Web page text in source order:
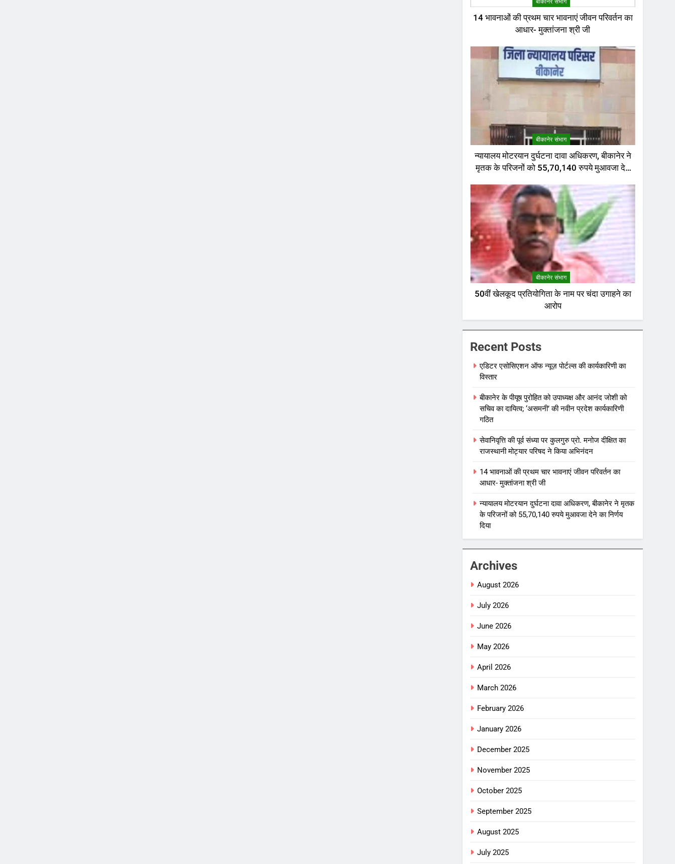
14 भावनाओं की प्रथम चार भावनाएं जीवन परिवर्तन का
आधार- मुक्तांजना श्री जी
बीकानेर संभाग
न्यायालय मोटरयान दुर्घटना दावा अधिकरण, बीकानेर ने
मृतक के परिजनों को 55,70,140 रुपये मुआवजा देने
बीकानेर संभाग
50वीं खेलकूद प्रतियोगिता के नाम पर चंदा उगाहने का
आरोप
Recent Posts
एडिटर एसोसिएशन ऑफ न्यूज़ पोर्टल्स की कार्यकारिणी का
विस्तार
बीकानेर के पीयूष पुरोहित को उपाध्यक्ष और आनंद जोशी को
सचिव का दायित्व; ‘असमनी’ की नवीन प्रदेश कार्यकारिणी
गठित
सेवानिवृत्ति की पूर्व संध्या पर कुलगुरु प्रो. मनोज दीक्षित का
राजस्थानी मोट्यार परिषद ने किया अभिनंदन
14 भावनाओं की प्रथम चार भावनाएं जीवन परिवर्तन का
आधार- मुक्तांजना श्री जी
न्यायालय मोटरयान दुर्घटना दावा अधिकरण, बीकानेर ने मृतक
के परिजनों को 55,70,140 रुपये मुआवजा देने का निर्णय
दिया
Archives
August 2026
July 2026
June 2026
May 2026
April 2026
March 2026
February 2026
January 2026
December 2025
November 2025
October 2025
September 2025
August 2025
July 2025